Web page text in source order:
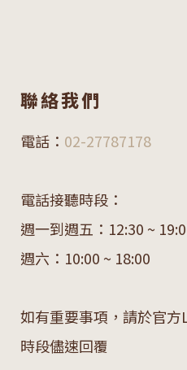
聯絡我們
電話： 02-27787178
電話接聽時段：
週一到週五：12:30 ~
週六：10:00 ~ 18:00
如有重要事項，請於官
時段儘速回覆